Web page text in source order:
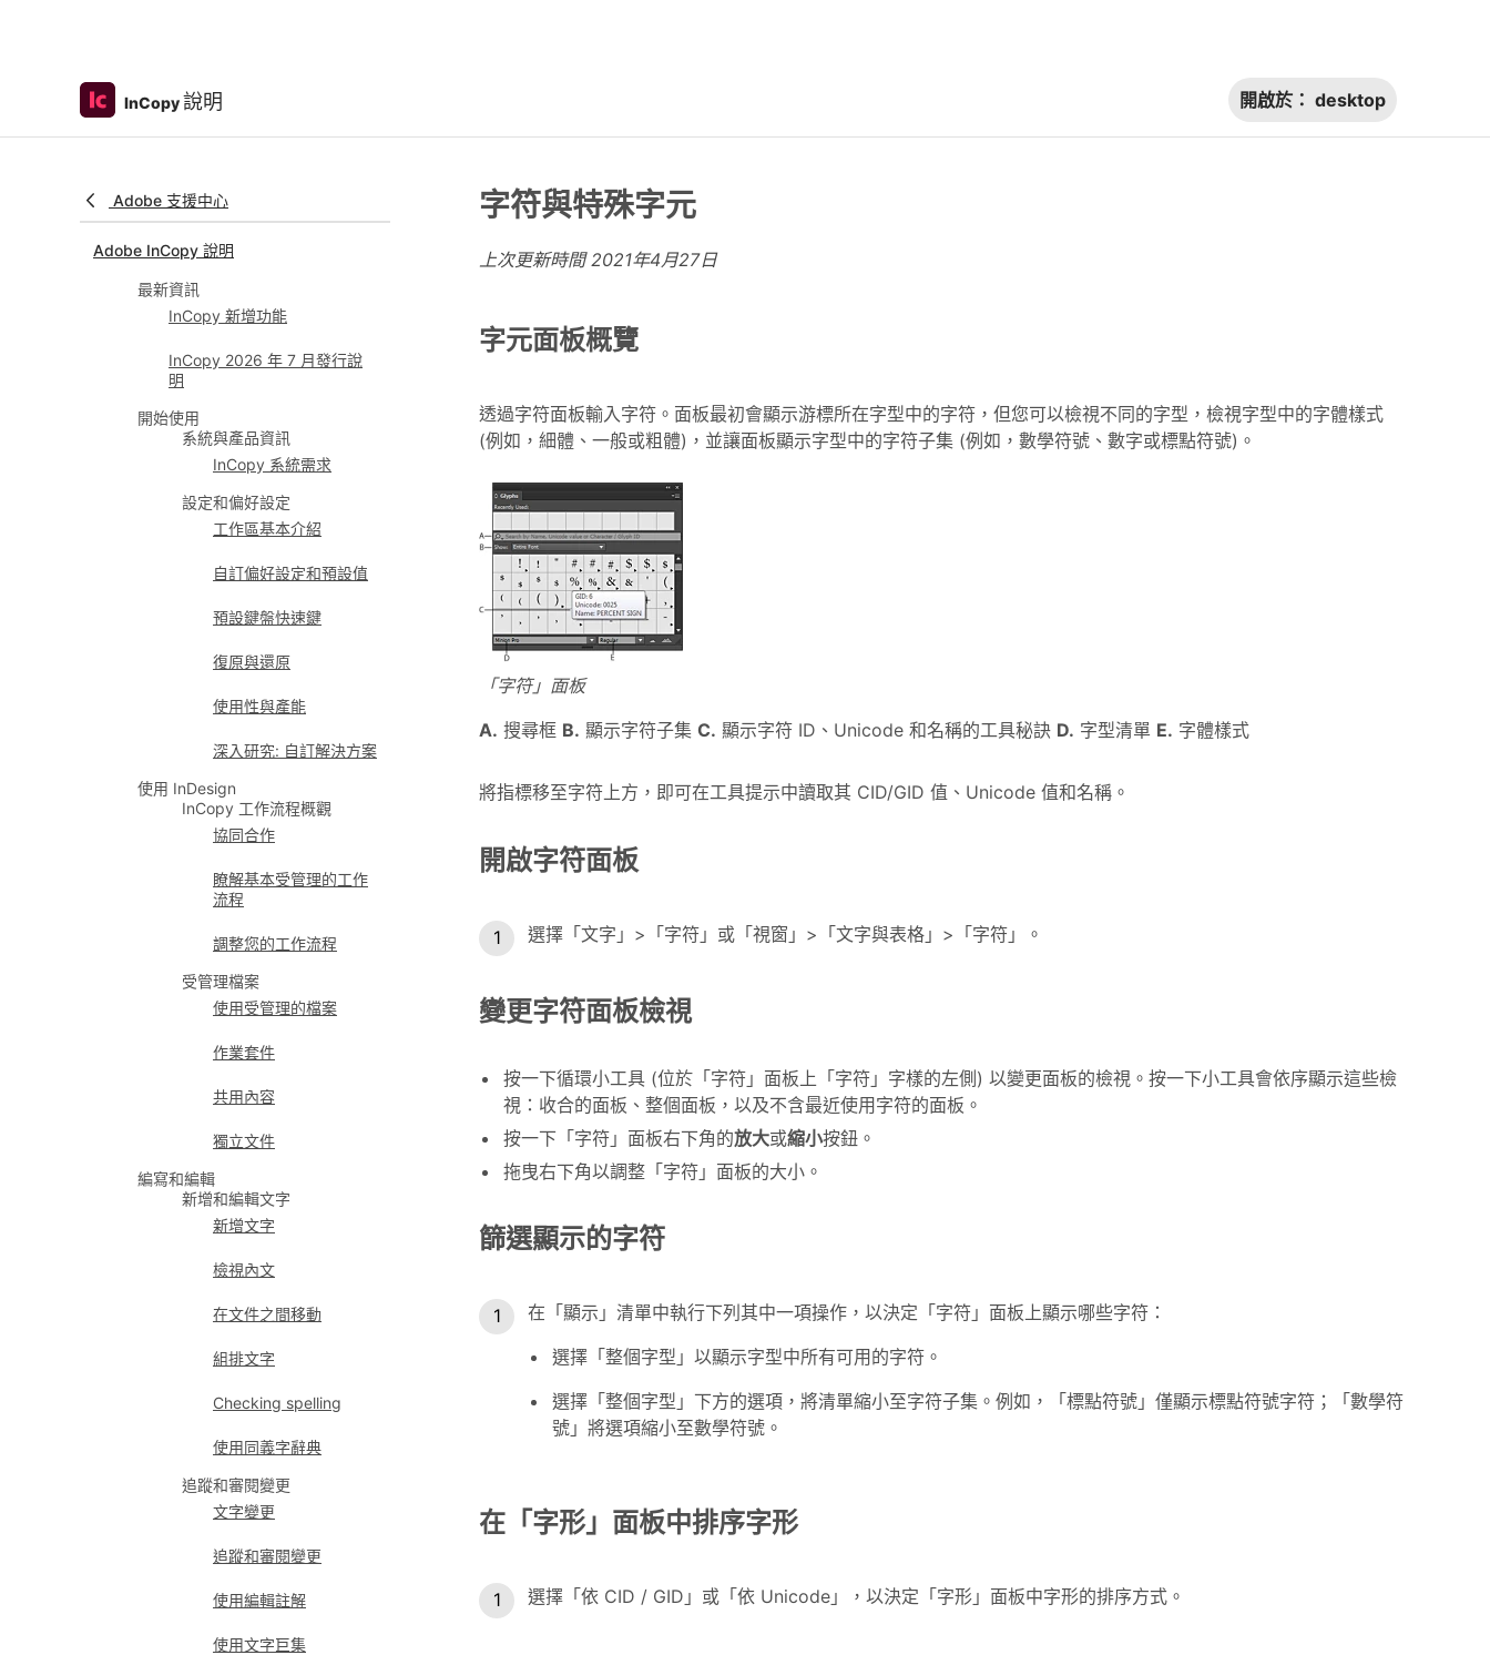
InCopy說明 開啟於： desktop
Adobe 支援中心
Adobe InCopy 說明
最新資訊
InCopy 新增功能
InCopy 2026 年 7 月發行說
明
開始使用
系統與產品資訊
InCopy 系統需求
設定和偏好設定
工作區基本介紹
自訂偏好設定和預設值
預設鍵盤快速鍵
復原與還原
使用性與產能
深入研究: 自訂解決方案
使用 InDesign
InCopy 工作流程概觀
協同合作
瞭解基本受管理的工作
流程
調整您的工作流程
受管理檔案
使用受管理的檔案
作業套件
共用內容
獨立文件
編寫和編輯
新增和編輯文字
新增文字
檢視內文
在文件之間移動
組排文字
Checking spelling
使用同義字辭典
追蹤和審閱變更
文字變更
追蹤和審閱變更
使用編輯註解
使用文字巨集
字符與特殊字元
上次更新時間2021年4月27日
字元面板概覽
透過字符面板輸入字符。面板最初會顯示游標所在字型中的字符，但您可以檢視不同的字型，檢視字型中的字體樣式
(例如，細體、一般或粗體)，並讓面板顯示字型中的字符子集 (例如，數學符號、數字或標點符號)。
「字符」面板
A. 搜尋框 B. 顯示字符子集 C. 顯示字符 ID、Unicode 和名稱的工具秘訣 D. 字型清單 E. 字體樣式
將指標移至字符上方，即可在工具提示中讀取其 CID/GID 值、Unicode 值和名稱。
開啟字符面板
選擇「文字」>「字符」或「視窗」>「文字與表格」>「字符」。
變更字符面板檢視
按一下循環小工具 (位於「字符」面板上「字符」字樣的左側) 以變更面板的檢視。按一下小工具會依序顯示這些檢
視：收合的面板、整個面板，以及不含最近使用字符的面板。
按一下「字符」面板右下角的放大或縮小按鈕。
拖曳右下角以調整「字符」面板的大小。
篩選顯示的字符
在「顯示」清單中執行下列其中一項操作，以決定「字符」面板上顯示哪些字符：
選擇「整個字型」以顯示字型中所有可用的字符。
選擇「整個字型」下方的選項，將清單縮小至字符子集。例如，「標點符號」僅顯示標點符號字符；「數學符
號」將選項縮小至數學符號。
在「字形」面板中排序字形
選擇「依 CID / GID」或「依 Unicode」，以決定「字形」面板中字形的排序方式。